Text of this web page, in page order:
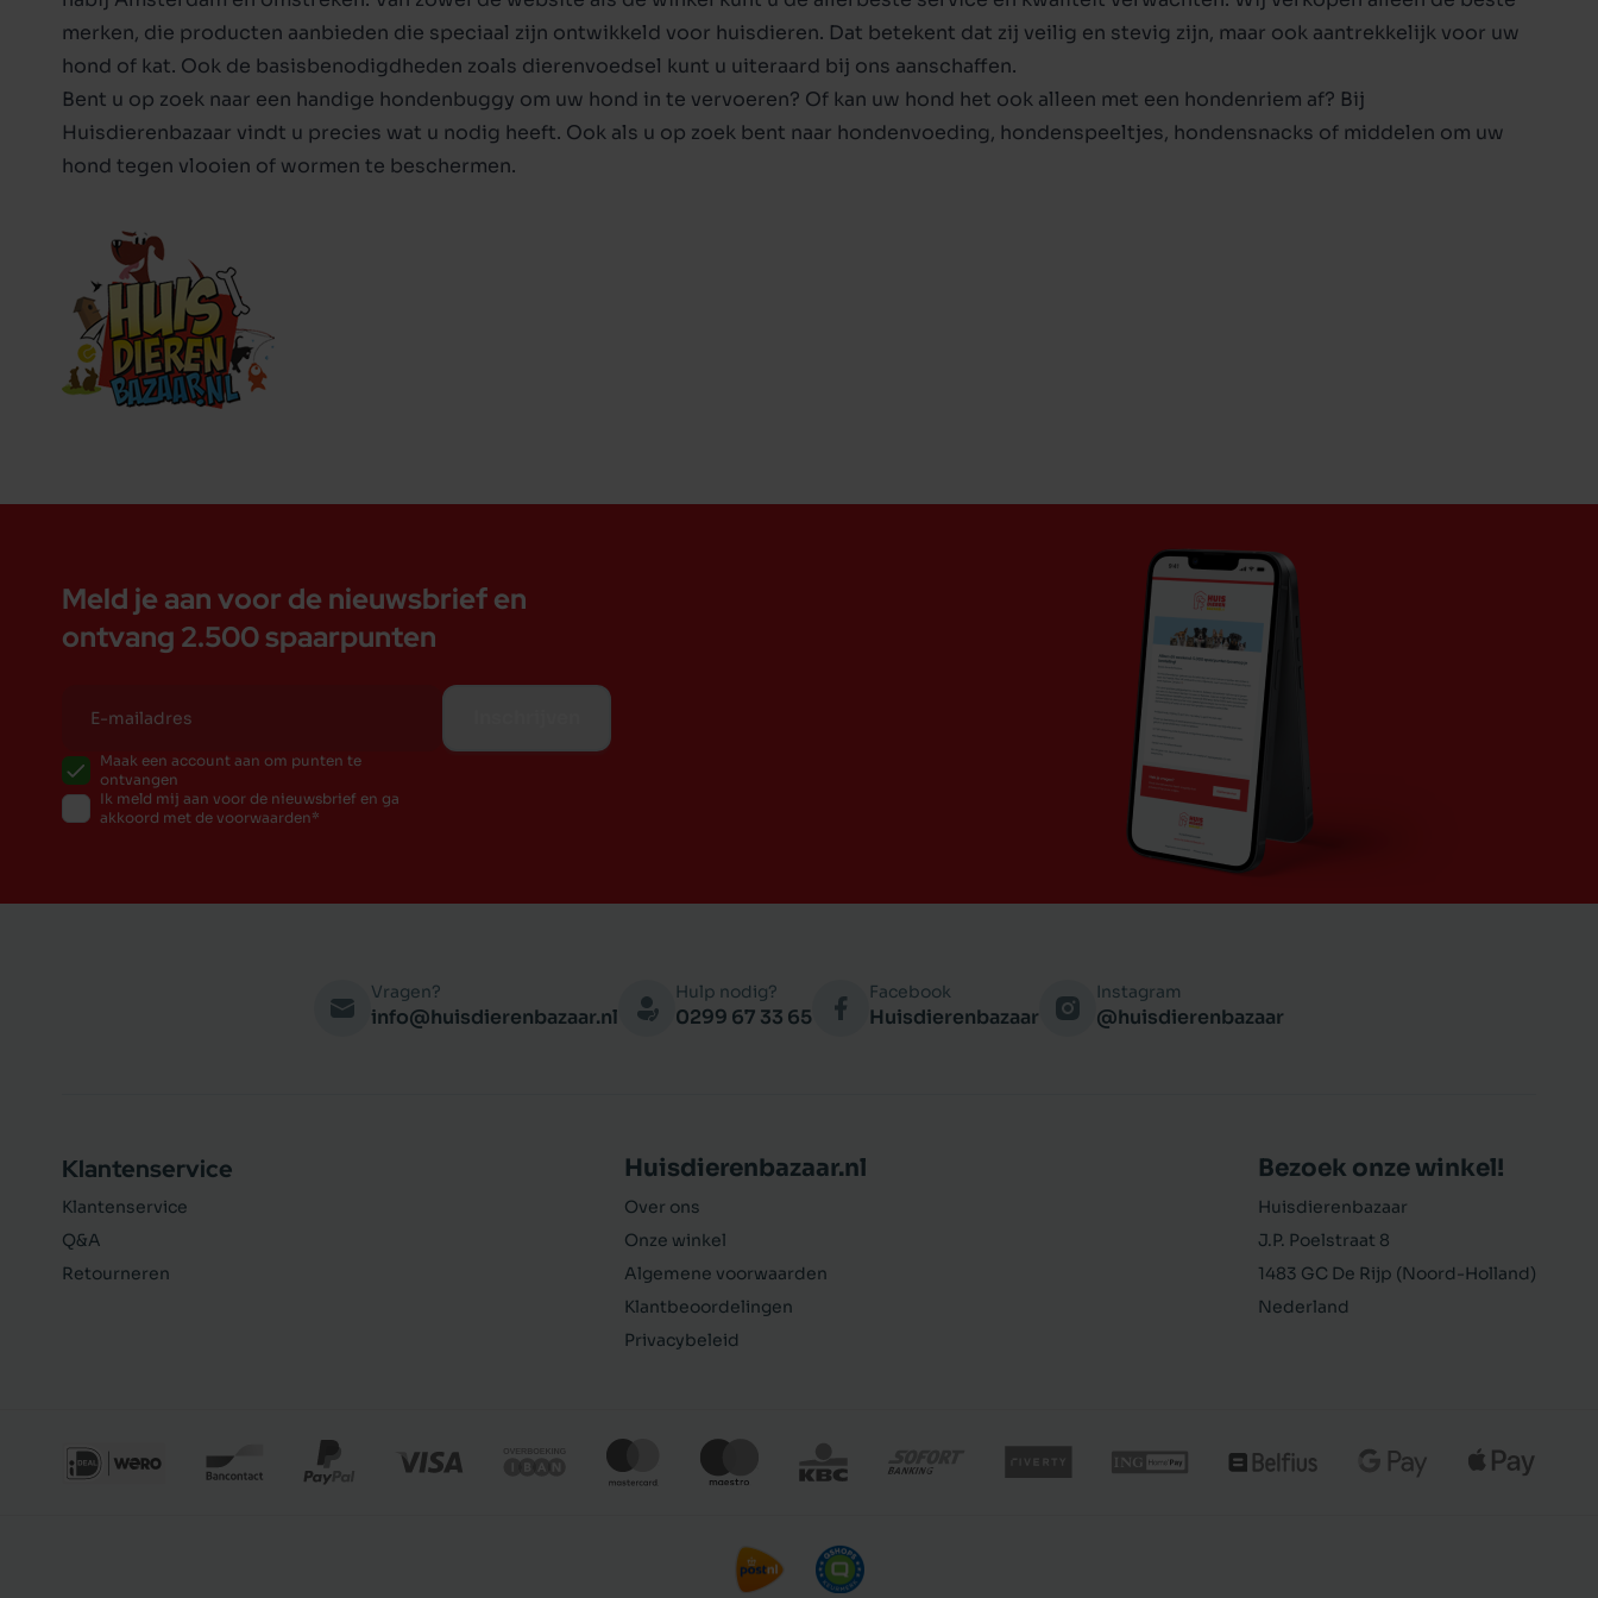
merken, die producten aanbieden die speciaal zijn ontwikkeld voor huisdieren. Dat betekent dat zij veilig en stevig zijn, maar ook aantrekkelijk voor uw
hond of kat. Ook de basisbenodigdheden zoals dierenvoedsel kunt u uiteraard bij ons aanschaffen.
Bent u op zoek naar een handige hondenbuggy om uw hond in te vervoeren? Of kan uw hond het ook alleen met een hondenriem af? Bij
Huisdierenbazaar vindt u precies wat u nodig heeft. Ook als u op zoek bent naar hondenvoeding, hondenspeeltjes, hondensnacks of middelen om uw
hond tegen vlooien of wormen te beschermen.
Meld je aan voor de nieuwsbrief en
ontvang 2.500 spaarpunten
Maak een account aan om punten te
ontvangen
Ik meld mij aan voor de nieuwsbrief en ga
akkoord met de voorwaarden
Vragen?
info@huisdierenbazaar.nl
Hulp nodig?
0299 67 33 65
Facebook
Huisdierenbazaar
Instagram
@huisdierenbazaar
Klantenservice
Klantenservice
Q&A
Retourneren
Huisdierenbazaar.nl
Over ons
Onze winkel
Algemene voorwaarden
Klantbeoordelingen
Privacybeleid
Bezoek onze winkel!
Huisdierenbazaar
J.P. Poelstraat 8
1483 GC De Rijp (Noord-Holland)
Nederland